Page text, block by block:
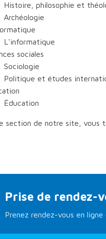
Histoire, philosophie et
Archéologie
L'informatique
sociales
Sociologie
Politique et études
Éducation
section de notre site, vous
Prise de rendez-
Prenez rendez-vous en